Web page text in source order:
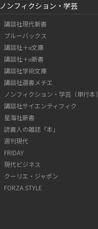
ノンフィクション・学芸
講談社現代新書
ブルーバックス
講談社＋α文庫
講談社＋α新書
講談社学術文庫
講談社選書メチエ
ノンフィクション・学芸 （単行本）
講談社サイエンティフィク
星海社新書
読書人の雑誌「本」
週刊現代
FRIDAY
現代ビジネス
クーリエ・ジャポン
FORZA STYLE